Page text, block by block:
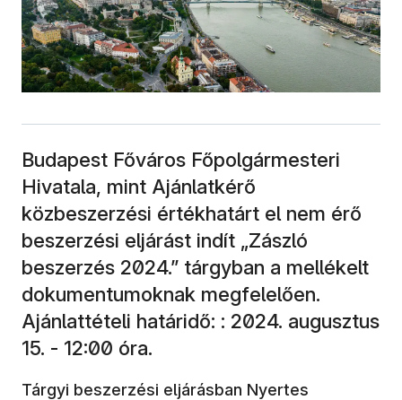
Budapest Főváros Főpolgármesteri
Hivatala, mint Ajánlatkérő
közbeszerzési értékhatárt el nem érő
beszerzési eljárást indít „Zászló
beszerzés 2024.” tárgyban a mellékelt
dokumentumoknak megfelelően.
Ajánlattételi határidő: : 2024. augusztus
15. - 12:00 óra.
Tárgyi beszerzési eljárásban Nyertes